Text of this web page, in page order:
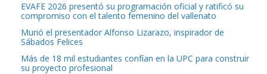
EVAFE 2026 presentó su programación oficial y ratificó su
compromiso con el talento femenino del vallenato
Murió el presentador Alfonso Lizarazo, inspirador de
Sábados Felices
Más de 18 mil estudiantes confían en la UPC para construir
su proyecto profesional